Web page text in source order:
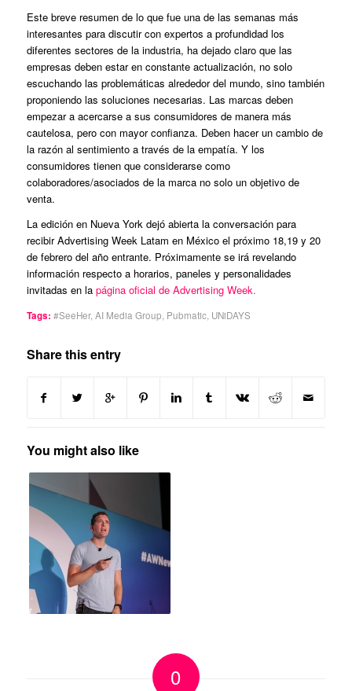
Este breve resumen de lo que fue una de las semanas más
interesantes para discutir con expertos a profundidad los
diferentes sectores de la industria, ha dejado claro que las
empresas deben estar en constante actualización, no solo
escuchando las problemáticas alrededor del mundo, sino también
proponiendo las soluciones necesarias. Las marcas deben
empezar a acercarse a sus consumidores de manera más
cautelosa, pero con mayor confianza. Deben hacer un cambio de
la razón al sentimiento a través de la empatía. Y los
consumidores tienen que considerarse como
colaboradores/asociados de la marca no solo un objetivo de
venta.
La edición en Nueva York dejó abierta la conversación para
recibir Advertising Week Latam en México el próximo 18,19 y 20
de febrero del año entrante. Próximamente se irá revelando
información respecto a horarios, paneles y personalidades
invitadas en la página oficial de Advertising Week.
Tags: #SeeHer, AI Media Group Pubmatic, UNiDAYS
Share this entry
You might also like
0